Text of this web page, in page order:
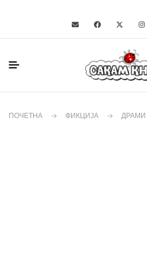
ПОЧЕТНА ФИКЦИЈА ДРАМИ